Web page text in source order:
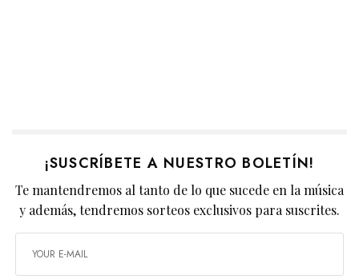
¡SUSCRÍBETE A NUESTRO BOLETÍN!
Te mantendremos al tanto de lo que sucede en la música
y además, tendremos sorteos exclusivos para suscrites.